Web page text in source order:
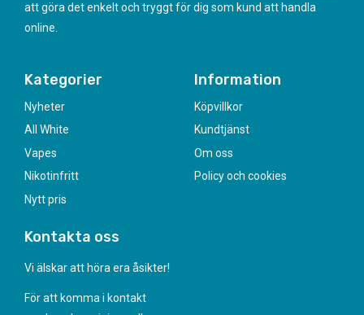
att göra det enkelt och tryggt för dig som kund att handla
online.
Kategorier
Nyheter
All White
Vapes
Nikotinfritt
Nytt pris
Information
Köpvillkor
Kundtjänst
Om oss
Policy och cookies
Kontakta oss
Vi älskar att höra era åsikter!
För att komma i kontakt